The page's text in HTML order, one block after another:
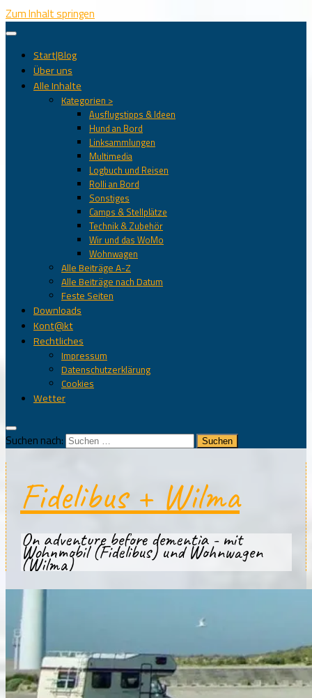
Zum Inhalt springen
Start|Blog
Über uns
Alle Inhalte
Kategorien >
Ausflugstipps & Ideen
Hund an Bord
Linksammlungen
Multimedia
Logbuch und Reisen
Rolli an Bord
Sonstiges
Camps & Stellplätze
Technik & Zubehör
Wir und das WoMo
Wohnwagen
Alle Beiträge A-Z
Alle Beiträge nach Datum
Feste Seiten
Downloads
Kont@kt
Rechtliches
Impressum
Datenschutzerklärung
Cookies
Wetter
Suchen nach:
Fidelibus + Wilma
On adventure before dementia - mit
Wohnmobil (Fidelibus) und Wohnwagen
(Wilma)